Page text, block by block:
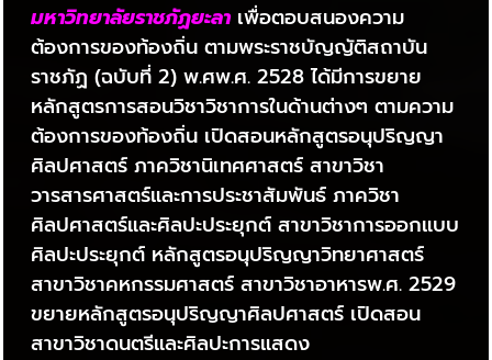
มหาวิทยาลัยราชภัฏยะลา เพื่อตอบสนองความ
ต้องการของท้องถิ่น ตามพระราชบัญญัติสถาบัน
ราชภัฏ (ฉบับที่ 2) พ.ศพ.ศ. 2528 ได้มีการขยาย
หลักสูตรการสอนวิชาวิชาการในด้านต่างๆ ตามความ
ต้องการของท้องถิ่น เปิดสอนหลักสูตรอนุปริญญา
ศิลปศาสตร์ ภาควิชานิเทศศาสตร์ สาขาวิชา
วารสารศาสตร์และการประชาสัมพันธ์ ภาควิชา
ศิลปศาสตร์และศิลปะประยุกต์ สาขาวิชาการออกแบบ
ศิลปะประยุกต์ หลักสูตรอนุปริญญาวิทยาศาสตร์
สาขาวิชาคหกรรมศาสตร์ สาขาวิชาอาหารพ.ศ. 2529
ขยายหลักสูตรอนุปริญญาศิลปศาสตร์ เปิดสอน
สาขาวิชาดนตรีและศิลปะการแสดง